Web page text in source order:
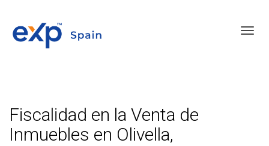
Fiscalidad en la Venta de
Inmuebles en Olivella,